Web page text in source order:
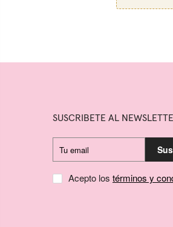
SUSCRIBETE AL
Acepto los términos y